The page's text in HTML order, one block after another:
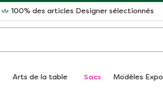
100% des articles Designer sélectionnés
Arts de la table Sacs Modèles Expo